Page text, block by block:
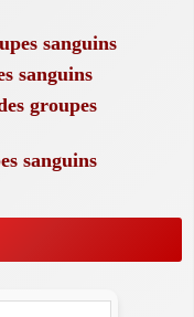
sanguins
sanguins
groupes
sanguins